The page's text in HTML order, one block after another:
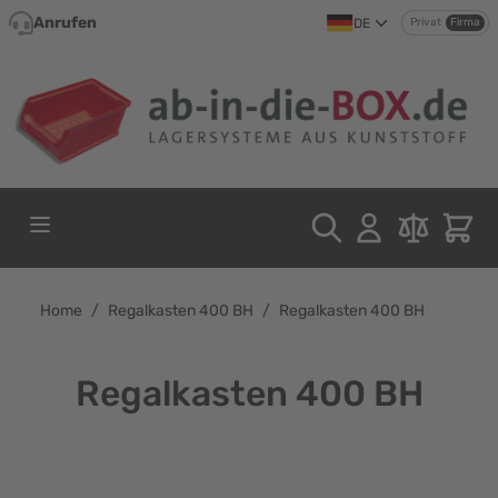
Direkt zum Inhalt
Anrufen DE Privat Firma
Home / Regalkasten 400 BH / Regalkasten 400 BH
Regalkasten 400 BH